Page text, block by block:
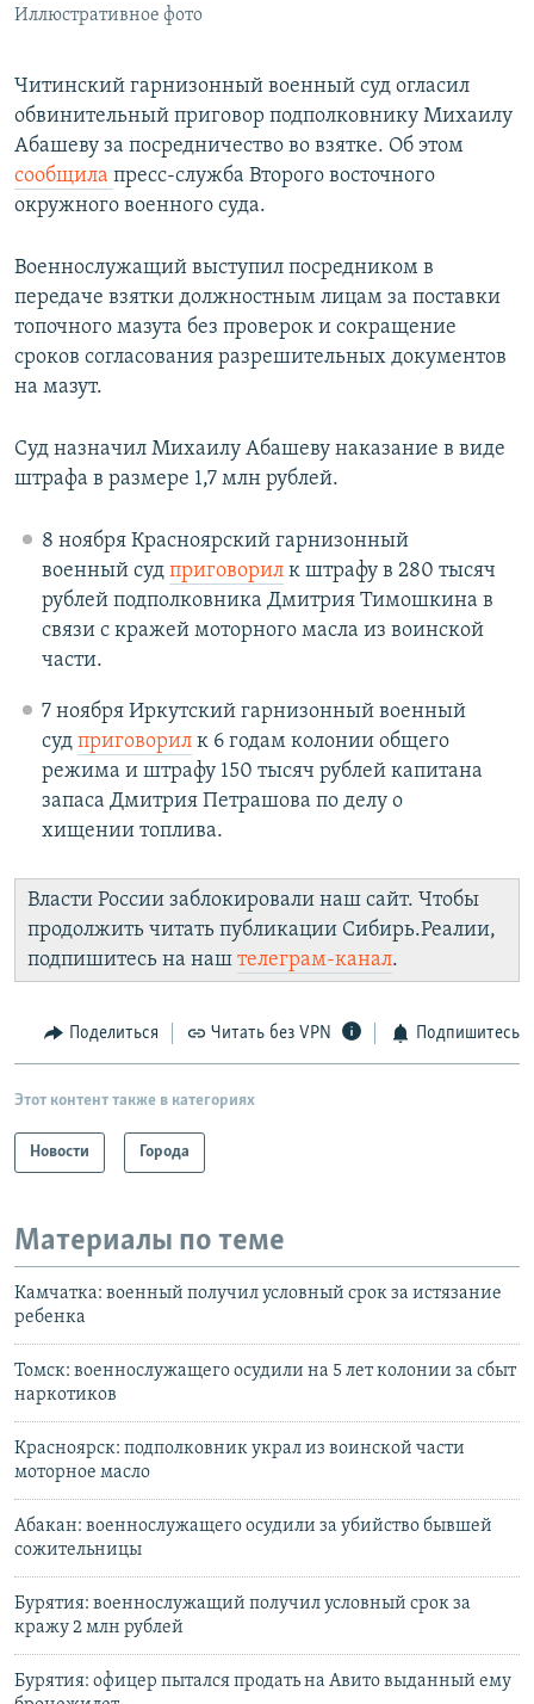
Все сайты РСЕ/РС
Иллюстративное фото
Читинский гарнизонный военный суд огласил
обвинительный приговор подполковнику Михаилу
Абашеву за посредничество во взятке. Об этом
сообщила пресс-служба Второго восточного
окружного военного суда.
Военнослужащий выступил посредником в
передаче взятки должностным лицам за поставки
топочного мазута без проверок и сокращение
сроков согласования разрешительных документов
на мазут.
Суд назначил Михаилу Абашеву наказание в виде
штрафа в размере 1,7 млн рублей.
8 ноября Красноярский гарнизонный
военный суд приговорилк штрафу в 280 тысяч
рублей подполковника Дмитрия Тимошкина в
связи с кражей моторного масла из воинской
части.
7 ноября Иркутский гарнизонный военный
суд приговорилк 6 годам колонии общего
режима и штрафу 150 тысяч рублей капитана
запаса Дмитрия Петрашова по делу о
хищении топлива.
Власти России заблокировали наш сайт. Чтобы
продолжить читать публикации Сибирь.Реалии,
подпишитесь на наш телеграм-канал.
Поделиться Читать без VPN Подпишитесь
Этот контент также в категориях
Новости Города
Материалы по теме
Камчатка: военный получил условный срок за истязание
ребенка
Томск: военнослужащего осудили на 5 лет колонии за сбыт
наркотиков
Красноярск: подполковник украл из воинской части
моторное масло
Абакан: военнослужащего осудили за убийство бывшей
сожительницы
Бурятия: военнослужащий получил условный срок за
кражу 2 млн рублей
Бурятия: офицер пытался продать на Авито выданный ему